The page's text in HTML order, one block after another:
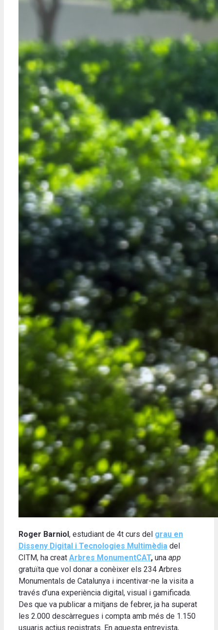
Roger Barniol , estudiant de 4t curs del grau en
Disseny Digital i Tecnologies Multimèdia del
CITM, ha creat Arbres MonumentCAT, una app
gratuïta que vol donar a conèixer els 234 Arbres
Monumentals de Catalunya i incentivar-ne la visita a
través d’una experiència digital, visual i gamificada.
Des que va publicar a mitjans de febrer, ja ha superat
les 2.000 descàrregues i compta amb més de 1.150
usuaris actius registrats. En aquesta entrevista,